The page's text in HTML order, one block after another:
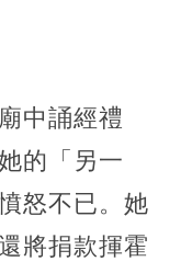
中誦經禮
的「另一
怒不已。她
將捐款揮霍